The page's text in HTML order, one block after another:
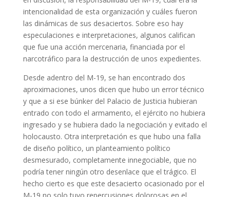
intencionalidad de esta organización y cuáles fueron
las dinámicas de sus desaciertos. Sobre eso hay
especulaciones e interpretaciones, algunos califican
que fue una acción mercenaria, financiada por el
narcotráfico para la destrucción de unos expedientes.
Desde adentro del M-19, se han encontrado dos
aproximaciones, unos dicen que hubo un error técnico
y que a si ese búnker del Palacio de Justicia hubieran
entrado con todo el armamento, el ejército no hubiera
ingresado y se hubiera dado la negociación y evitado el
holocausto. Otra interpretación es que hubo una falla
de diseño político, un planteamiento político
desmesurado, completamente innegociable, que no
podría tener ningún otro desenlace que el trágico. El
hecho cierto es que este desacierto ocasionado por el